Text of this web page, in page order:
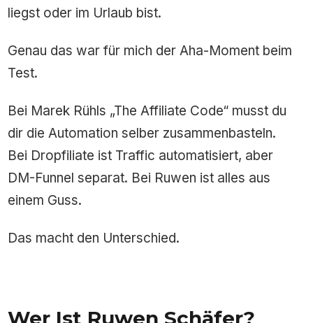
liegst oder im Urlaub bist.
Genau das war für mich der Aha-Moment beim
Test.
Bei Marek Rühls „The Affiliate Code“ musst du
dir die Automation selber zusammenbasteln.
Bei Dropfiliate ist Traffic automatisiert, aber
DM-Funnel separat. Bei Ruwen ist alles aus
einem Guss.
Das macht den Unterschied.